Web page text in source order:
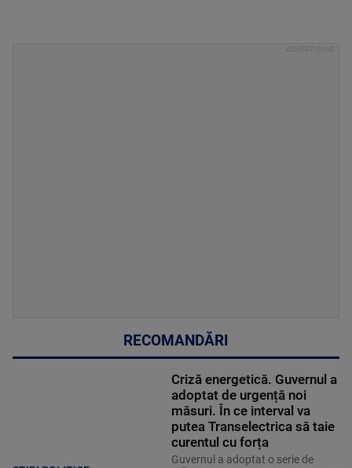
RECOMANDĂRI
Criză energetică. Guvernul a
adoptat de urgență noi
măsuri. În ce interval va
putea Transelectrica să taie
curentul cu forța
Guvernul a adoptat o serie de